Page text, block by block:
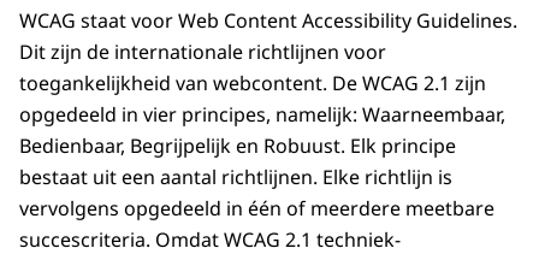
WCAG staat voor Web Content Accessibility Guidelines.
Dit zijn de internationale richtlijnen voor
toegankelijkheid van webcontent. De WCAG 2.1 zijn
opgedeeld in vier principes, namelijk: Waarneembaar,
Bedienbaar, Begrijpelijk en Robuust. Elk principe
bestaat uit een aantal richtlijnen. Elke richtlijn is
vervolgens opgedeeld in één of meerdere meetbare
succescriteria. Omdat WCAG 2.1 techniek-